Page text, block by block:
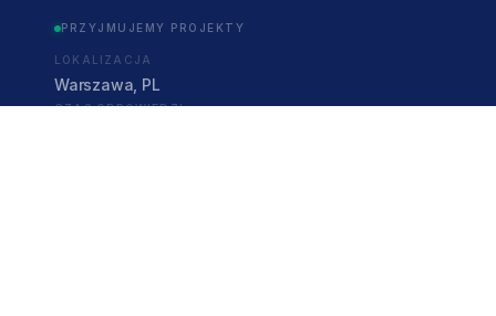
PRZYJMUJEMY PROJEKTY
LOKALIZACJA
Warszawa, PL
CZAS ODPOWIEDZI